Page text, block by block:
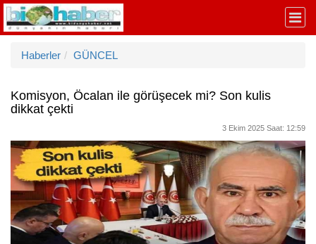
Haberler GÜNCEL
Komisyon, Öcalan ile görüşecek mi? Son kulis
dikkat çekti
3 Ekim 2025 Saat: 12:59